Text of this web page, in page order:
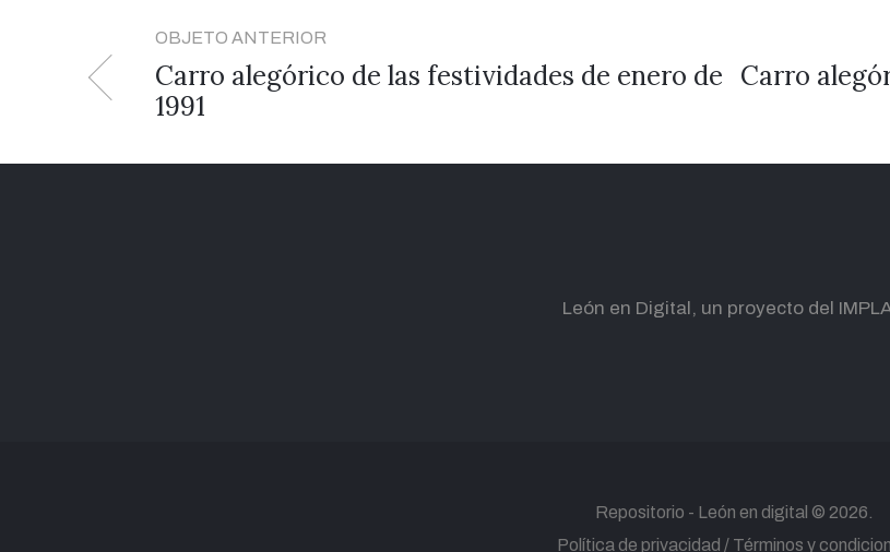
OBJETO ANTERIOR
Carro alegórico de las festividades de enero de
1991
Carro
León en Digital, un proyecto del
Repositorio - León en digital © 2026.
Política de privacidad
Términos y